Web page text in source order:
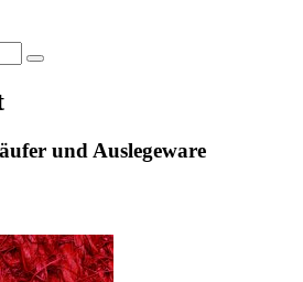
und Auslegeware